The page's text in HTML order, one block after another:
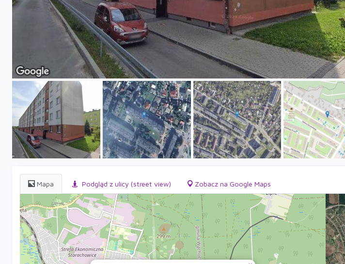
Mapa Podgląd z ulicy (street view) Zobacz na Google Maps